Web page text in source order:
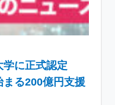
に正式認定
る200億円支援